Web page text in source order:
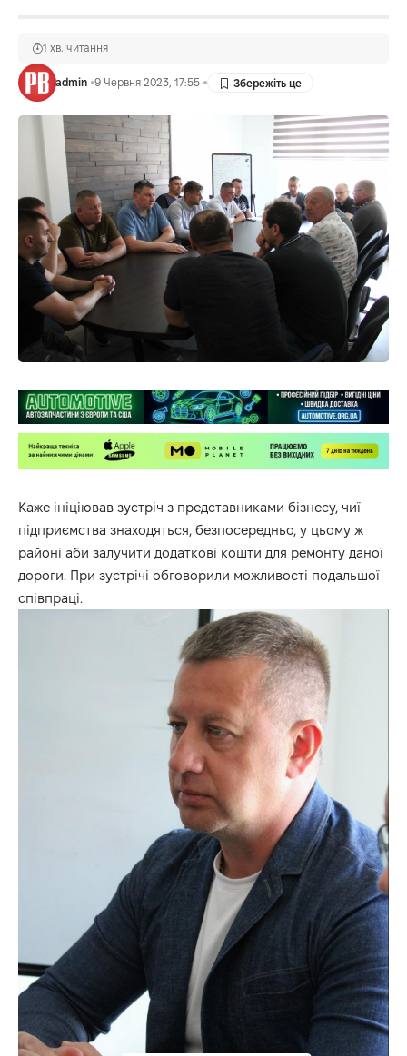
admin 9 Червня 2023, 17:55
1 хв. читання
Каже ініціював зустріч з представниками бізнесу, чиї
підприємства знаходяться, безпосередньо, у цьому ж
районі аби залучити додаткові кошти для ремонту даної
дороги. При зустрічі обговорили можливості подальшої
співпраці.